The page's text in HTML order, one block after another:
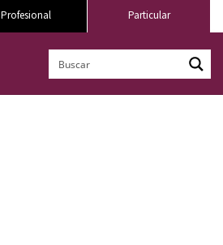
Particular
Profesional